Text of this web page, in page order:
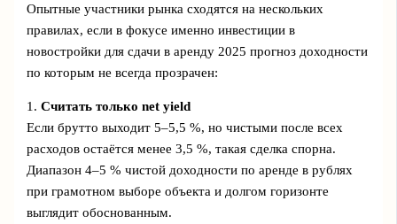
Опытные участники рынка сходятся на нескольких
правилах, если в фокусе именно инвестиции в
новостройки для сдачи в аренду 2025 прогноз доходности
по которым не всегда прозрачен:
1.Считать только net yield
Если брутто выходит 5–5,5 %, но чистыми после всех
расходов остаётся менее 3,5 %, такая сделка спорна.
Диапазон 4–5 % чистой доходности по аренде в рублях
при грамотном выборе объекта и долгом горизонте
выглядит обоснованным.